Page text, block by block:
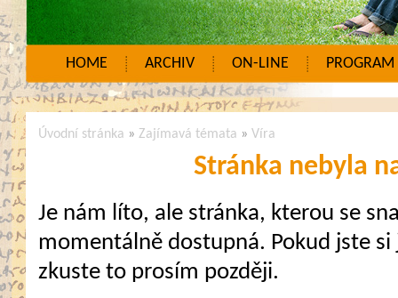
HOME ARCHIV ON-LINE PROGRAM
Úvodní stránka »Zajímavá témata » Víra
Stránka nebyla
Je nám líto, ale stránka, kterou se
momentálně dostupná. Pokud jste
zkuste to prosím později.